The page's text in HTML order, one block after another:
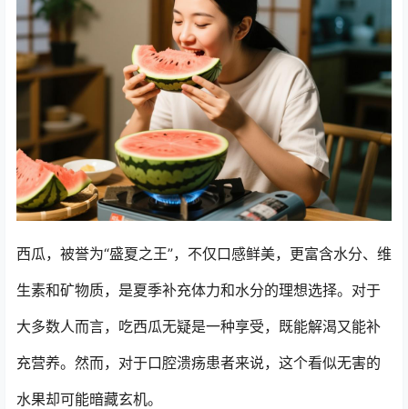
西瓜，被誉为“盛夏之王”，不仅口感鲜美，更富含水分、维
生素和矿物质，是夏季补充体力和水分的理想选择。对于
大多数人而言，吃西瓜无疑是一种享受，既能解渴又能补
充营养。然而，对于口腔溃疡患者来说，这个看似无害的
水果却可能暗藏玄机。